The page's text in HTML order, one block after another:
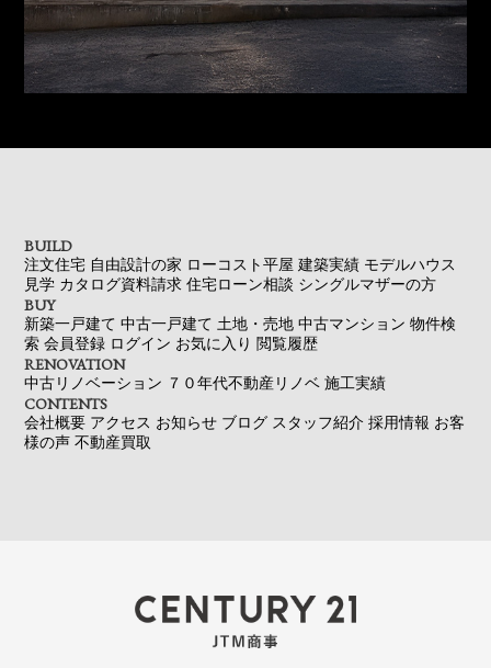
BUILD
注文住宅 自由設計の家 ローコスト平屋 建築実績 モデルハウス
見学 カタログ資料請求 住宅ローン相談 シングルマザーの方
BUY
新築一戸建て 中古一戸建て 土地・売地 中古マンション 物件検
索 会員登録 ログイン お気に入り 閲覧履歴
RENOVATION
中古リノベーション ７０年代不動産リノベ 施工実績
CONTENTS
会社概要 アクセス お知らせ ブログ スタッフ紹介 採用情報 お客
様の声 不動産買取